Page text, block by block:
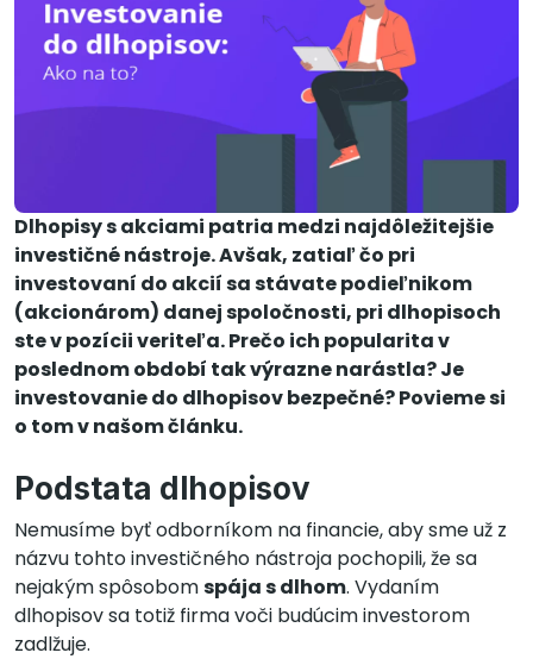
Dlhopisy s akciami patria medzi najdôležitejšie
investičné nástroje. Avšak, zatiaľ čo pri
investovaní do akcií sa stávate podieľnikom
(akcionárom) danej spoločnosti, pri dlhopisoch
ste v pozícii veriteľa. Prečo ich popularita v
poslednom období tak výrazne narástla? Je
investovanie do dlhopisov bezpečné? Povieme si
o tom v našom článku.
Podstata dlhopisov
Nemusíme byť odborníkom na financie, aby sme už z
názvu tohto investičného nástroja pochopili, že sa
nejakým spôsobomspája s dlhom. Vydaním
dlhopisov sa totiž firma voči budúcim investorom
zadlžuje.